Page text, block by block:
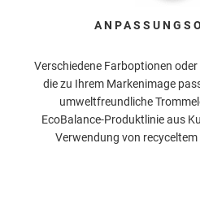
Verschiedene Farboptionen
die zu Ihrem Markenimage
umweltfreundliche
EcoBalance-Produktlinie aus
Verwendung von